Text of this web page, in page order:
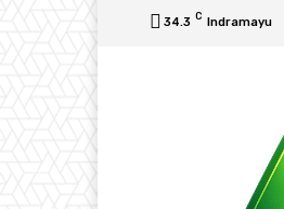
34.3 C Indramayu